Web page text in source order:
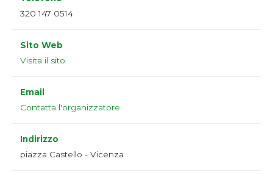
320 147 0514
Sito Web
Visita il sito
Email
Contatta l'organizzatore
Indirizzo
piazza Castello - Vicenza